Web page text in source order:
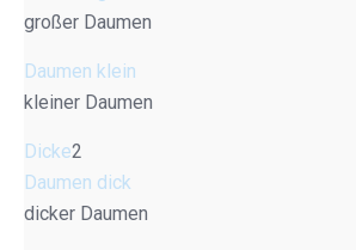
großer Daumen
Daumen klein
kleiner Daumen
Dicke2
Daumen dick
dicker Daumen